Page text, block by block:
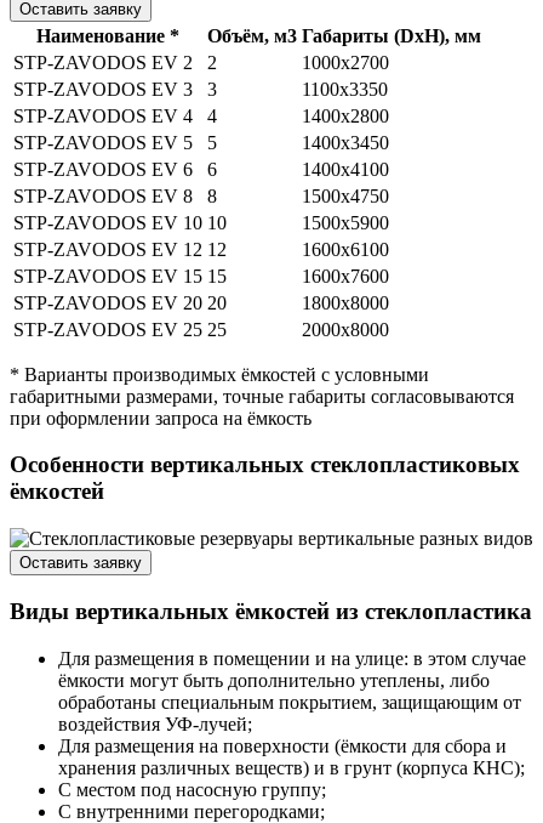
Оставить заявку
Наименование * Объём, м3 Габариты (DхH), мм
STP-ZAVODOS EV 2
2
1000х2700
STP-ZAVODOS EV 3
3
1100x3350
STP-ZAVODOS EV 4
4
1400x2800
STP-ZAVODOS EV 5
5
1400х3450
STP-ZAVODOS EV 6
6
1400х4100
STP-ZAVODOS EV 8
8
1500х4750
STP-ZAVODOS EV 10 10
1500х5900
STP-ZAVODOS EV 12 12
1600х6100
STP-ZAVODOS EV 15 15
1600х7600
STP-ZAVODOS EV 20 20
1800х8000
STP-ZAVODOS EV 25 25 2000х8000
* Варианты производимых ёмкостей с условными
габаритными размерами, точные габариты согласовываются
при оформлении запроса на ёмкость
Особенности вертикальных стеклопластиковых
ёмкостей
Оставить заявку
Виды вертикальных ёмкостей из стеклопластика
Для размещения в помещении и на улице: в этом случае
ёмкости могут быть дополнительно утеплены, либо
обработаны специальным покрытием, защищающим от
воздействия УФ-лучей;
Для размещения на поверхности (ёмкости для сбора и
хранения различных веществ) и в грунт (корпуса КНС);
С местом под насосную группу;
С внутренними перегородками;